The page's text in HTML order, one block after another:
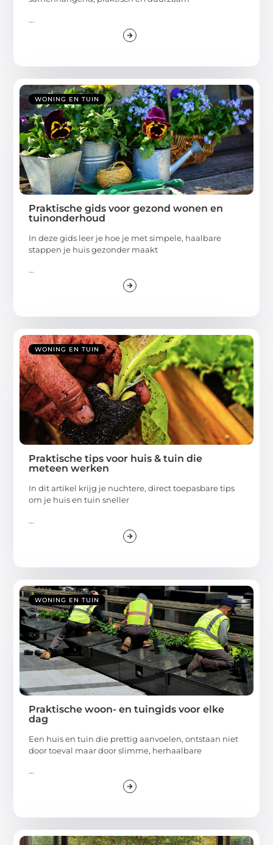
...
WONING EN TUIN
Praktische gids voor gezond wonen en
tuinonderhoud
In deze gids leer je hoe je met simpele, haalbare
stappen je huis gezonder maakt
...
WONING EN TUIN
Praktische tips voor huis & tuin die
meteen werken
In dit artikel krijg je nuchtere, direct toepasbare tips
om je huis en tuin sneller
...
WONING EN TUIN
Praktische woon- en tuingids voor elke
dag
Een huis en tuin die prettig aanvoelen, ontstaan niet
door toeval maar door slimme, herhaalbare
...